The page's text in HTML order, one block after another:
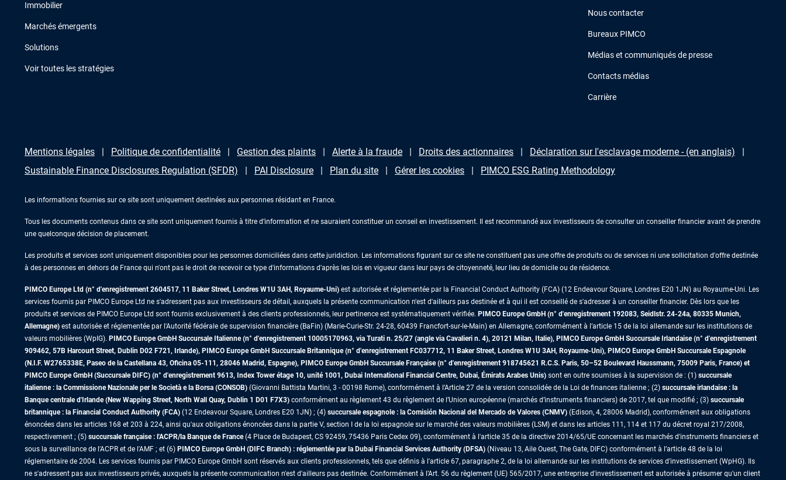
Immobilier
Marchés émergents
Solutions
Voir toutes les stratégies
Nous contacter
Bureaux PIMCO
Médias et communiqués de presse
Contacts médias
Carrière
Mentions légales Politique de confidentialité Gestion des plaints Alerte à la fraude Droits des actionnaires
Déclaration sur l'esclavage moderne - (en anglais)
Sustainable Finance Disclosures Regulation (SFDR)
PAI Disclosure Plan du site Gérer les cookies PIMCO ESG Rating Methodology
Les informations fournies sur ce site sont uniquement destinées aux personnes résidant en France.
Tous les documents contenus dans ce site sont uniquement fournis à titre d’information et ne sauraient constituer un conseil en investissement. Il est recommandé aux investisseurs de consulter un conseiller financier avant de prendre
une quelconque décision de placement.
Les produits et services sont uniquement disponibles pour les personnes domiciliées dans cette juridiction. Les informations figurant sur ce site ne constituent pas une offre de produits ou de services ni une sollicitation d'offre destinée
à des personnes en dehors de France qui n'ont pas le droit de recevoir ce type d'informations d'après les lois en vigueur dans leur pays de citoyenneté, leur lieu de domicile ou de résidence.
PIMCO Europe Ltd (n° d'enregistrement 2604517, 11 Baker Street, Londres W1U 3AH, Royaume-Uni) est autorisée et réglementée par la Financial Conduct Authority (FCA) (12 Endeavour Square, Londres E20 1JN) au Royaume-Uni. Les
services fournis par PIMCO Europe Ltd ne s'adressent pas aux investisseurs de détail, auxquels la présente communication n'est d'ailleurs pas destinée et à qui il est conseillé de s'adresser à un conseiller financier. Dès lors que les
produits et services de PIMCO Europe Ltd sont fournis exclusivement à des clients professionnels, leur pertinence est systématiquement vérifiée. PIMCO Europe GmbH (n° d'enregistrement 192083, Seidlstr. 24-24a, 80335 Munich,
Allemagne) est autorisée et réglementée par l'Autorité fédérale de supervision financière (BaFin) (Marie-Curie-Str. 24-28, 60439 Francfort-sur-le-Main) en Allemagne, conformément à l’article 15 de la loi allemande sur les institutions de
valeurs mobilières (WpIG). PIMCO Europe GmbH Succursale Italienne (n° d'enregistrement 10005170963, via Turati n. 25/27 (angle via Cavalieri n. 4), 20121 Milan, Italie), PIMCO Europe GmbH Succursale Irlandaise (n° d'enregistrement
909462, 57B Harcourt Street, Dublin D02 F721, Irlande), PIMCO Europe GmbH Succursale Britannique (n° d'enregistrement FC037712, 11 Baker Street, Londres W1U 3AH, Royaume-Uni), PIMCO Europe GmbH Succursale Espagnole
(N.I.F. W2765338E, Paseo de la Castellana 43, Oficina 05-111, 28046 Madrid, Espagne), PIMCO Europe GmbH Succursale Française (n° d'enregistrement 918745621 R.C.S. Paris, 50–52 Boulevard Haussmann, 75009 Paris, France) et
PIMCO Europe GmbH (Succursale DIFC) (n° d'enregistrement 9613, Index Tower étage 10, unité 1001, Dubai International Financial Centre, Dubai, Émirats Arabes Unis) sont en outre soumises à la supervision de : (1) succursale
italienne : la Commissione Nazionale per le Società e la Borsa (CONSOB) (Giovanni Battista Martini, 3 - 00198 Rome), conformément à l’Article 27 de la version consolidée de la Loi de finances italienne ; (2) succursale irlandaise : la
Banque centrale d'Irlande (New Wapping Street, North Wall Quay, Dublin 1 D01 F7X3) conformément au règlement 43 du règlement de l’Union européenne (marchés d’instruments financiers) de 2017, tel que modifié ; (3) succursale
britannique : la Financial Conduct Authority (FCA) (12 Endeavour Square, Londres E20 1JN) ; (4) succursale espagnole : la Comisión Nacional del Mercado de Valores (CNMV) (Edison, 4, 28006 Madrid), conformément aux obligations
énoncées dans les articles 168 et 203 à 224, ainsi qu'aux obligations énoncées dans la partie V, section I de la loi espagnole sur le marché des valeurs mobilières (LSM) et dans les articles 111, 114 et 117 du décret royal 217/2008,
respectivement ; (5) succursale française : l'ACPR/la Banque de France(4 Place de Budapest, CS 92459, 75436 Paris Cedex 09), conformément à l'article 35 de la directive 2014/65/UE concernant les marchés d'instruments financiers et
sous la surveillance de l'ACPR et de l'AMF ; et (6) PIMCO Europe GmbH (DIFC Branch) : réglementée par la Dubai Financial Services Authority (DFSA) (Niveau 13, Aile Ouest, The Gate, DIFC) conformément à l’article 48 de la loi
réglementaire de 2004. Les services fournis par PIMCO Europe GmbH sont réservés aux clients professionnels, tels que définis à l'article 67, paragraphe 2, de la loi allemande sur les institutions de services d'investissement (WpHG). Ils
ne s'adressent pas aux investisseurs privés, auxquels la présente communication n'est d'ailleurs pas destinée. Conformément à l’Art. 56 du règlement (UE) 565/2017, une entreprise d'investissement est autorisée à présumer qu'un client